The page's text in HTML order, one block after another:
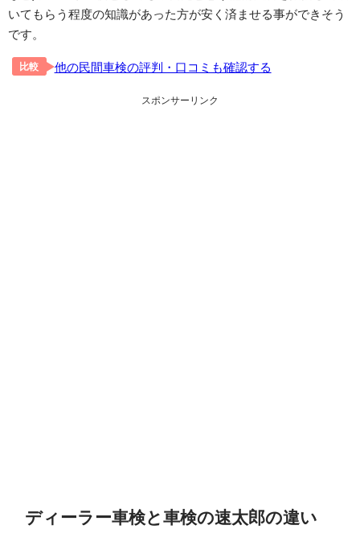
いてもらう程度の知識があった方が安く済ませる事ができそう
です。
比較 他の民間車検の評判・口コミも確認する
スポンサーリンク
ディーラー車検と車検の速太郎の違い